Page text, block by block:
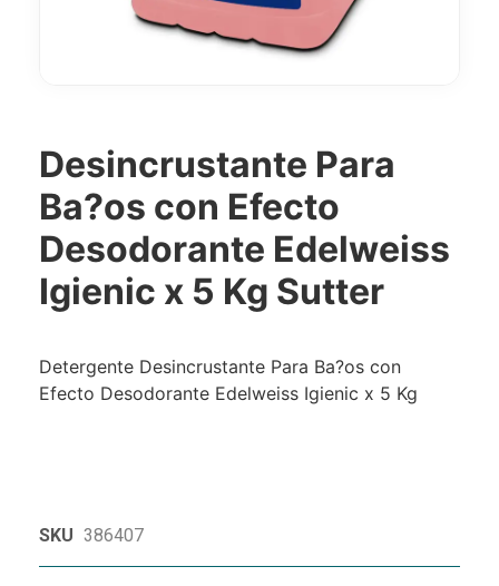
Desincrustante Para
Ba?os con Efecto
Desodorante Edelweiss
Igienic x 5 Kg Sutter
Detergente Desincrustante Para Ba?os con
Efecto Desodorante Edelweiss Igienic x 5 Kg
SKU 386407